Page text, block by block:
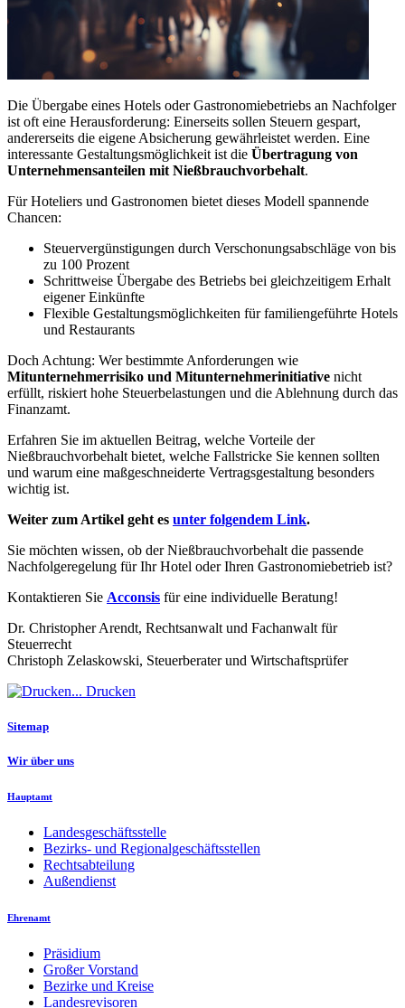
Die Übergabe eines Hotels oder Gastronomiebetriebs an Nachfolger
ist oft eine Herausforderung: Einerseits sollen Steuern gespart,
andererseits die eigene Absicherung gewährleistet werden. Eine
interessante Gestaltungsmöglichkeit ist die Übertragung von
Unternehmensanteilen mit Nießbrauchvorbehalt.
Für Hoteliers und Gastronomen bietet dieses Modell spannende
Chancen:
Steuervergünstigungen durch Verschonungsabschläge von bis
zu 100 Prozent
Schrittweise Übergabe des Betriebs bei gleichzeitigem Erhalt
eigener Einkünfte
Flexible Gestaltungsmöglichkeiten für familiengeführte Hotels
und Restaurants
Doch Achtung: Wer bestimmte Anforderungen wie
Mitunternehmerrisiko und Mitunternehmerinitiative nicht
erfüllt, riskiert hohe Steuerbelastungen und die Ablehnung durch das
Finanzamt.
Erfahren Sie im aktuellen Beitrag, welche Vorteile der
Nießbrauchvorbehalt bietet, welche Fallstricke Sie kennen sollten
und warum eine maßgeschneiderte Vertragsgestaltung besonders
wichtig ist.
Weiter zum Artikel geht es unter folgendem Link.
Sie möchten wissen, ob der Nießbrauchvorbehalt die passende
Nachfolgeregelung für Ihr Hotel oder Ihren Gastronomiebetrieb ist?
Kontaktieren Sie Acconsis für eine individuelle Beratung!
Dr. Christopher Arendt, Rechtsanwalt und Fachanwalt für
Steuerrecht
Christoph Zelaskowski, Steuerberater und Wirtschaftsprüfer
Drucken
Sitemap
Wir über uns
Hauptamt
Landesgeschäftsstelle
Bezirks- und Regionalgeschäftsstellen
Rechtsabteilung
Außendienst
Ehrenamt
Präsidium
Großer Vorstand
Bezirke und Kreise
Landesrevisoren